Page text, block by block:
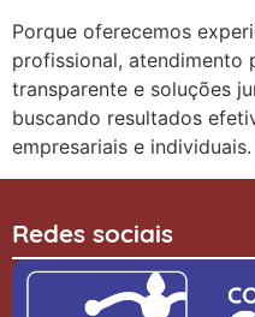
Porque oferecemos
profissional, atendimento
transparente e soluções
buscando resultados
empresariais e individuais.
Redes sociais